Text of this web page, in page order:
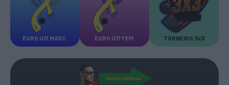
EURO U17 MASC. EURO U17 FEM. TORNEIOS 3x3